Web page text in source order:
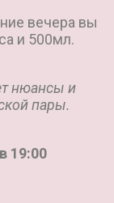
вечера вы
и 500мл.
нюансы и
пары.
в 19:00